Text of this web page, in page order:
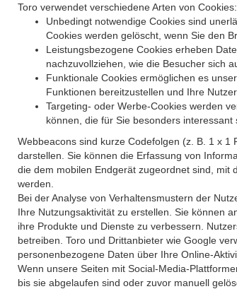
Toro verwendet verschiedene Arten von Cookies:
Unbedingt notwendige Cookies sind
Cookies werden gelöscht, wenn Sie den
Leistungsbezogene Cookies erheben
nachzuvollziehen, wie die Besucher sich
Funktionale Cookies ermöglichen es
Funktionen bereitzustellen und Ihre
Targeting- oder Werbe-Cookies werden
können, die für Sie besonders interessant
Webbeacons sind kurze Codefolgen (z. B. 1 x
darstellen. Sie können die Erfassung von
die dem mobilen Endgerät zugeordnet sind, mit
werden.
Bei der Analyse von Verhaltensmustern der
Ihre Nutzungsaktivität zu erstellen. Sie können
ihre Produkte und Dienste zu verbessern.
betreiben. Toro und Drittanbieter wie Google
personenbezogene Daten über Ihre Online-
Wenn unsere Seiten mit Social-Media-
bis sie abgelaufen sind oder zuvor manuell